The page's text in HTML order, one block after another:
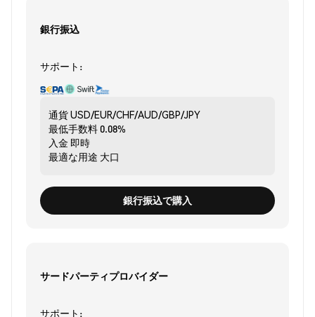
銀行振込
サポート:
通貨USD/EUR/CHF/AUD/GBP/JPY
最低手数料0.08%
入金 即時
最適な用途 大口
銀行振込で購入
サードパーティプロバイダー
サポート: